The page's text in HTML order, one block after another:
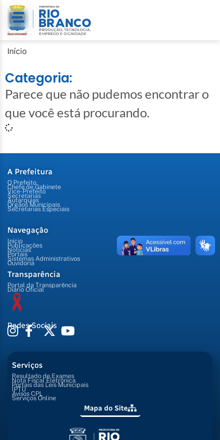
Início
Categoria:
Parece que não pudemos encontrar o
que você está procurando.
A Prefeitura
O Prefeito
Chefe de Gabinete
Vice-Prefeito
Secretarias
Autarquias
Órgãos Municipais
Secretarias Especiais
Navegação
Início
Publicações
Notícias
Portais
Sistemas Administrativos
Ouvidoria
Transparência
Portal da Transparência
Diário Oficial
Redes Sociais
Serviços
Resultado de Exames
Nota Fiscal Eletrônica
Portais das Leis Municipais
IPTU
Avisos CPL
Serviços Online
Mapa do Site